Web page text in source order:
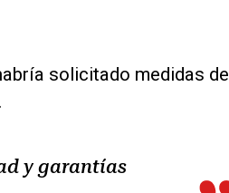
solicitado medidas de
y garantías